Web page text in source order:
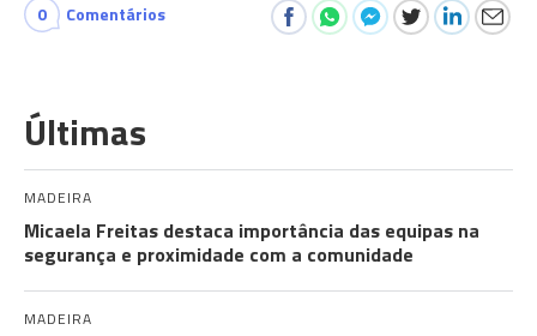
0 Comentários
Últimas
MADEIRA
Micaela Freitas destaca importância das equipas na
segurança e proximidade com a comunidade
MADEIRA